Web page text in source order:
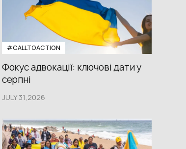
#CALLTOACTION
Фокус адвокації: ключові дати у
серпні
JULY 31,2026